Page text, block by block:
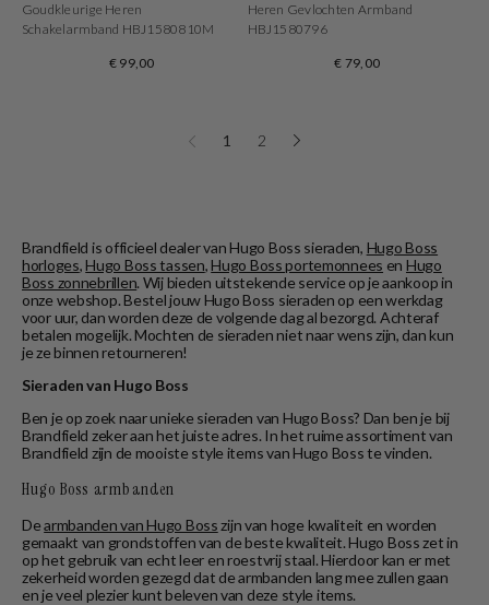
Goudkleurige Heren
Schakelarmband HBJ1580810M
€ 99,00
Heren Gevlochten Armband
HBJ1580796
€ 79,00
1 2
Brandfield is officieel dealer van Hugo Boss sieraden, Hugo Boss
horloges,Hugo Boss tassen,Hugo Boss portemonnees en Hugo
Boss zonnebrillen. Wij bieden uitstekende service op je aankoop in
onze webshop. Bestel jouw Hugo Boss sieraden op een werkdag
voor uur, dan worden deze de volgende dag al bezorgd. Achteraf
betalen mogelijk. Mochten de sieraden niet naar wens zijn, dan kun
je ze binnen retourneren!
Sieraden van Hugo Boss
Ben je op zoek naar unieke sieraden van Hugo Boss? Dan ben je bij
Brandfield zeker aan het juiste adres. In het ruime assortiment van
Brandfield zijn de mooiste style items van Hugo Boss te vinden.
Hugo Boss armbanden
Dearmbanden van Hugo Bosszijn van hoge kwaliteit en worden
gemaakt van grondstoffen van de beste kwaliteit. Hugo Boss zet in
op het gebruik van echt leer en roestvrij staal. Hierdoor kan er met
zekerheid worden gezegd dat de armbanden lang mee zullen gaan
en je veel plezier kunt beleven van deze style items.